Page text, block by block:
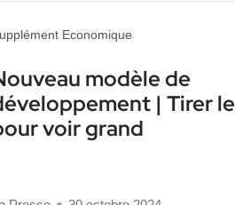
Economique
modèle de
| Tirer
voir grand